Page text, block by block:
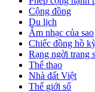
Cộng đồng
Du lịch
Âm nhạc của sao
Chiếc đồng hồ
Rạng ngời trang
Thể thao
Nhà đất Việt
Thế giới số